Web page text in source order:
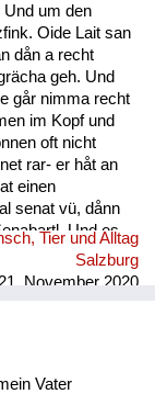
um den
Oide Lait san
dån a recht
geh. Und
går nimma recht
im Kopf und
oft nicht
rar- er håt an
einen
senat vü, dånn
Und es
viel, dann rinnt
Tier und Alltag
Salzburg
21. November 2020
Vater